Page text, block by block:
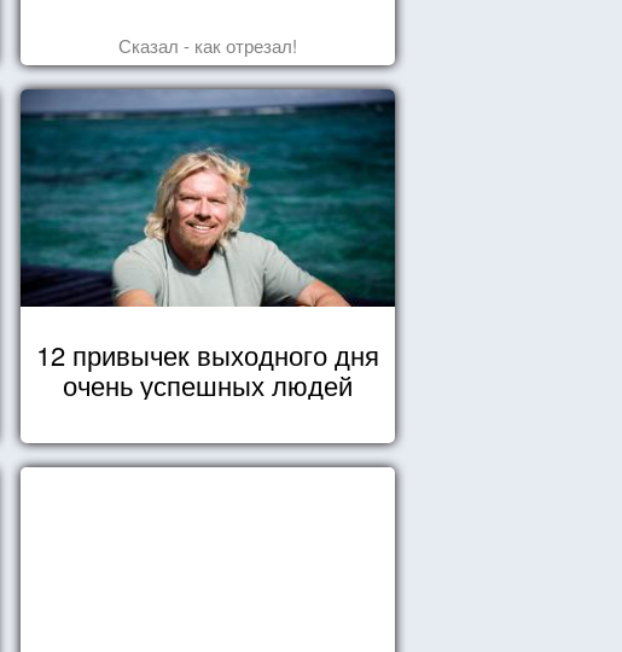
Сказал - как отрезал!
12 привычек выходного дня
очень успешных людей